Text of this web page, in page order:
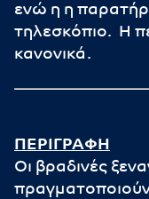
ενώ η η
τηλεσκόπιο. Η
κανονικά.
ΠΕΡΙΓΡΑΦΗ
Οι βραδινές